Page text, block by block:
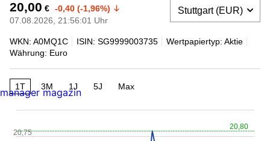
20,00 € -0,40 (-1,96%)
07.08.2026, 21:56:01 Uhr
WKN: A0MQ1C ISIN: SG9999003735
Wertpapiertyp: Aktie
Währung: Euro
1T 3M 1J 5J Max
20,80
20,75
manager magazin